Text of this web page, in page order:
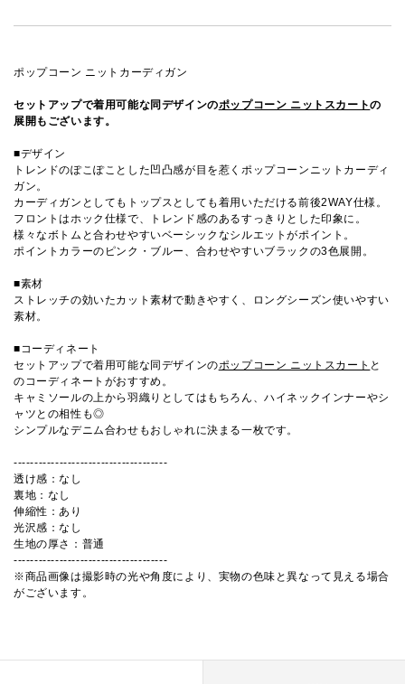
ポップコーン ニットカーディガン
セットアップで着用可能な同デザインのポップコーン ニットスカートの
展開もございます。
■デザイン
トレンドのぽこぽことした凹凸感が目を惹くポップコーンニットカーディ
ガン。
カーディガンとしてもトップスとしても着用いただける前後2WAY仕様。
フロントはホック仕様で、トレンド感のあるすっきりとした印象に。
様々なボトムと合わせやすいベーシックなシルエットがポイント。
ポイントカラーのピンク・ブルー、合わせやすいブラックの3色展開。
■素材
ストレッチの効いたカット素材で動きやすく、ロングシーズン使いやすい
素材。
■コーディネート
セットアップで着用可能な同デザインのポップコーン ニットスカート と
のコーディネートがおすすめ。
キャミソールの上から羽織りとしてはもちろん、ハイネックインナーやシ
ャツとの相性も◎
シンプルなデニム合わせもおしゃれに決まる一枚です。
-------------------------------------
透け感：なし
裏地：なし
伸縮性：あり
光沢感：なし
生地の厚さ：普通
-------------------------------------
※商品画像は撮影時の光や角度により、実物の色味と異なって見える場合
がございます。